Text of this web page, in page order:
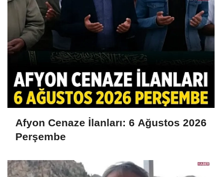
Afyon Cenaze İlanları: 6 Ağustos 2026
Perşembe